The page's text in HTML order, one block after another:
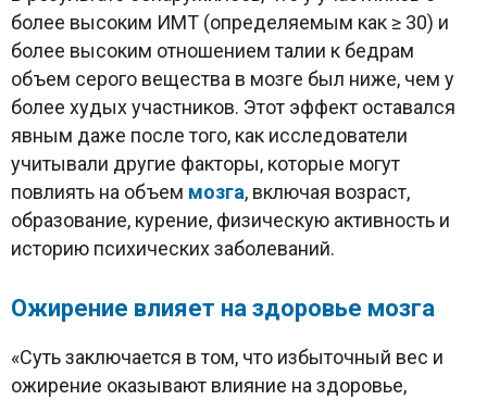
более высоким ИМТ (определяемым как ≥ 30) и
более высоким отношением талии к бедрам
объем серого вещества в мозге был ниже, чем у
более худых участников. Этот эффект оставался
явным даже после того, как исследователи
учитывали другие факторы, которые могут
повлиять на объем мозга, включая возраст,
образование, курение, физическую активность и
историю психических заболеваний.
Ожирение влияет на здоровье мозга
«Суть заключается в том, что избыточный вес и
ожирение оказывают влияние на здоровье,